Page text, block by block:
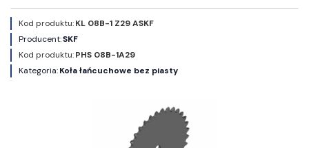
Kod produktu:KL 08B-1 Z29 ASKF
Producent:SKF
Kod produktu:PHS 08B-1A29
Kategoria:Koła łańcuchowe bez piasty